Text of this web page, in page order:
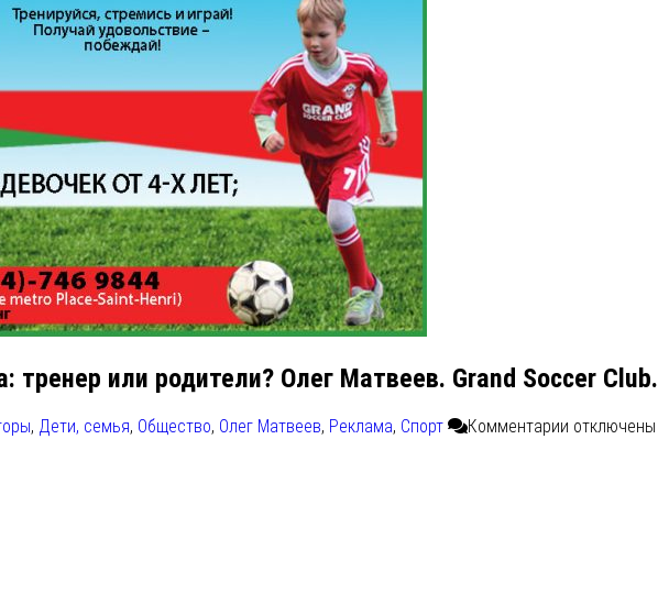
тренер или родители? Олег Матвеев. Grand Soccer Club.
, Дети, семья, Общество, Олег Матвеев, Реклама, Спорт Комментарии отключены